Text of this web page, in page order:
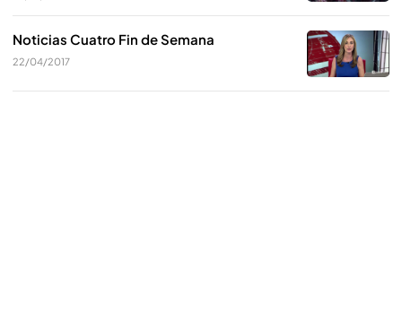
Noticias Cuatro Fin de Semana
22/04/2017